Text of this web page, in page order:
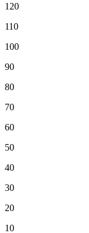
120
110
100
90
80
70
60
50
40
30
20
10